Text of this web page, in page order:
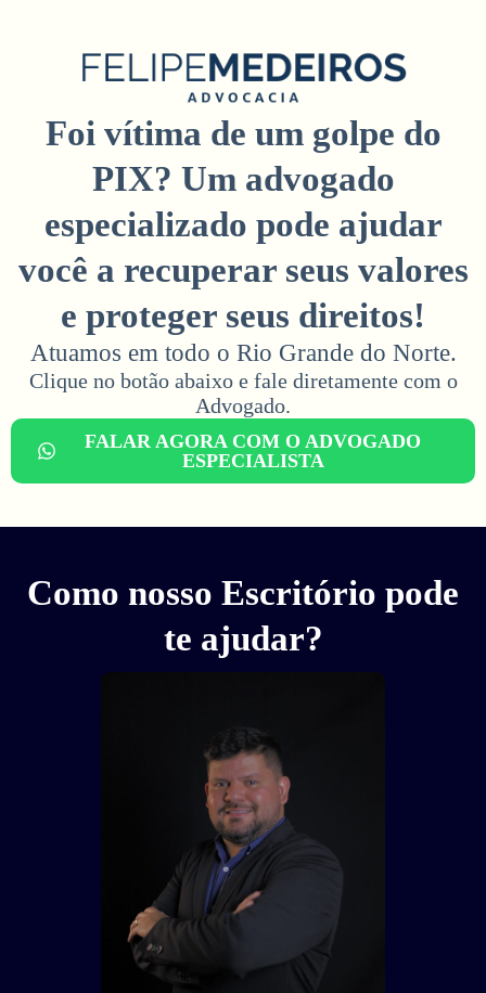
Foi vítima de um golpe do
PIX? Um advogado
especializado pode ajudar
você a recuperar seus valores
e proteger seus direitos!
Atuamos em todo o Rio Grande do Norte.
Clique no botão abaixo e fale diretamente com o
Advogado.​
FALAR AGORA COM O ADVOGADO
ESPECIALISTA
Como nosso Escritório pode
te ajudar?